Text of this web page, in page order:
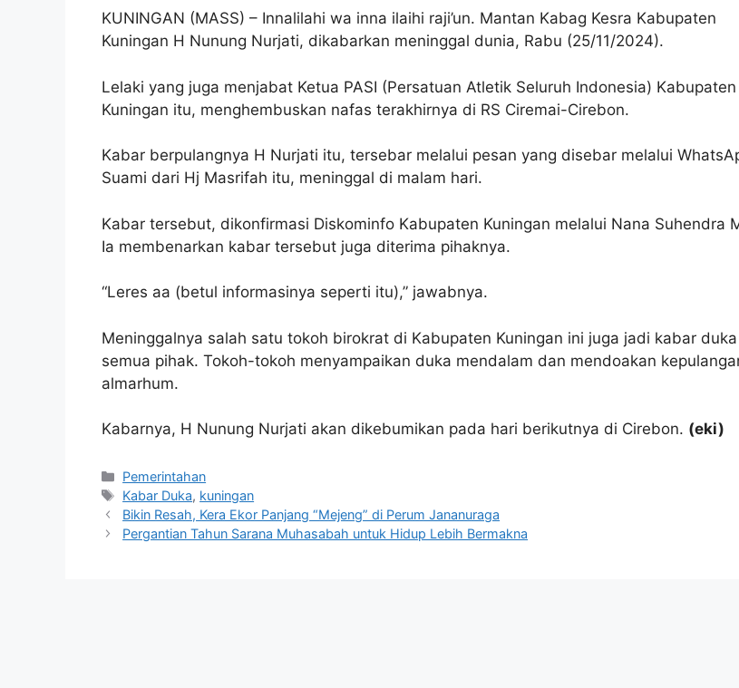
KUNINGAN (MASS) – Innalilahi wa inna ilaihi raji’un. Mantan Kabag Kesra Kabupaten
Kuningan H Nunung Nurjati, dikabarkan meninggal dunia, Rabu (25/11/2024).
Lelaki yang juga menjabat Ketua PASI (Persatuan Atletik Seluruh Indonesia) Kabupaten
Kuningan itu, menghembuskan nafas terakhirnya di RS Ciremai-Cirebon.
Kabar berpulangnya H Nurjati itu, tersebar melalui pesan yang disebar melalui
Suami dari Hj Masrifah itu, meninggal di malam hari.
Kabar tersebut, dikonfirmasi Diskominfo Kabupaten Kuningan melalui Nana Suhendra
Ia membenarkan kabar tersebut juga diterima pihaknya.
“Leres aa (betul informasinya seperti itu),” jawabnya.
Meninggalnya salah satu tokoh birokrat di Kabupaten Kuningan ini juga jadi kabar duka
semua pihak. Tokoh-tokoh menyampaikan duka mendalam dan mendoakan
almarhum.
Kabarnya, H Nunung Nurjati akan dikebumikan pada hari berikutnya di Cirebon. (eki)
Kategori
Pemerintahan
Tag
Kabar Duka, kuningan
Bikin Resah, Kera Ekor Panjang “Mejeng” di Perum Jananuraga
Pergantian Tahun Sarana Muhasabah untuk Hidup Lebih Bermakna